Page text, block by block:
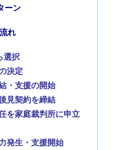
ーン
れ
選択
決定
・支援の開始
見契約を締結
を家庭裁判所に申立
発生・支援開始